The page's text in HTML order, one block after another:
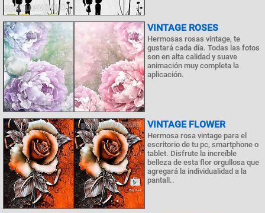
VINTAGE ROSES
Hermosas rosas vintage, te
gustará cada día. Todas las fotos
son en alta calidad y suave
animación muy completa la
aplicación.
VINTAGE FLOWER
Hermosa rosa vintage para el
escritorio de tu pc, smartphone o
tablet. Disfrute la increíble
belleza de esta flor orgullosa que
agregará la individualidad a la
pantall..